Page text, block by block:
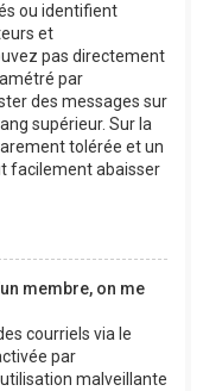
ou identifient
et
pas directement
par
des messages sur
supérieur. Sur la
tolérée et un
facilement abaisser
membre, on me
courriels via le
par
malveillante